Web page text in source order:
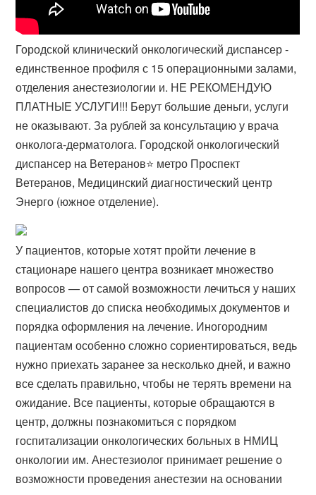
Городской клинический онкологический диспансер -
единственное профиля с 15 операционными залами,
отделения анестезиологии и. НЕ РЕКОМЕНДУЮ
ПЛАТНЫЕ УСЛУГИ!!! Берут большие деньги, услуги
не оказывают. За рублей за консультацию у врача
онколога-дерматолога​. Городской онкологический
диспансер на Ветеранов⭐️ метро Проспект
Ветеранов, Медицинский диагностический центр
Энерго (южное отделение).
У пациентов, которые хотят пройти лечение в
стационаре нашего центра возникает множество
вопросов — от самой возможности лечиться у наших
специалистов до списка необходимых документов и
порядка оформления на лечение. Иногородним
пациентам особенно сложно сориентироваться, ведь
нужно приехать заранее за несколько дней, и важно
все сделать правильно, чтобы не терять времени на
ожидание. Все пациенты, которые обращаются в
центр, должны познакомиться с порядком
госпитализации онкологических больных в НМИЦ
онкологии им. Анестезиолог принимает решение о
возможности проведения анестезии на основании